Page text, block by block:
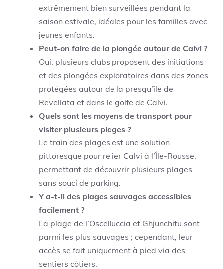
extrêmement bien surveillées pendant la
saison estivale, idéales pour les familles avec
jeunes enfants.
Peut-on faire de la plongée autour de Calvi ?
Oui, plusieurs clubs proposent des initiations
et des plongées exploratoires dans des zones
protégées autour de la presqu’île de
Revellata et dans le golfe de Calvi.
Quels sont les moyens de transport pour
visiter plusieurs plages ?
Le train des plages est une solution
pittoresque pour relier Calvi à l’Île-Rousse,
permettant de découvrir plusieurs plages
sans souci de parking.
Y a-t-il des plages sauvages accessibles
facilement ?
La plage de l’Oscelluccia et Ghjunchitu sont
parmi les plus sauvages ; cependant, leur
accès se fait uniquement à pied via des
sentiers côtiers.